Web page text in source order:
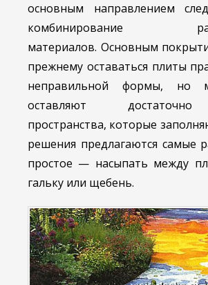
основным направлением
комбинирование
материалов. Основным
прежнему оставаться плиты
неправильной формы, но
оставляют
пространства, которые
решения предлагаются самые
простое — насыпать между
гальку или щебень.